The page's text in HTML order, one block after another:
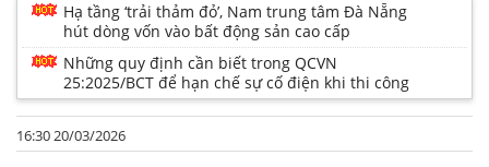
Hạ tầng ‘trải thảm đỏ’, Nam trung tâm Đà Nẵng
hút dòng vốn vào bất động sản cao cấp
Những quy định cần biết trong QCVN
25:2025/BCT để hạn chế sự cố điện khi thi công
16:30 20/03/2026